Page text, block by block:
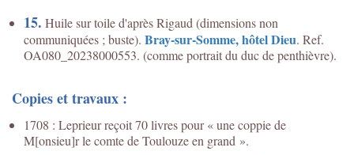
15. Huile sur toile d'après Rigaud (dimensions non
communiquées ; buste). Bray-sur-Somme, hôtel Dieu. Ref.
OA080_20238000553. (comme portrait du duc de penthièvre).
Copies et travaux :
1708 : Leprieur reçoit 70 livres pour « une coppie de
M[onsieu]r le comte de Toulouze en grand ».